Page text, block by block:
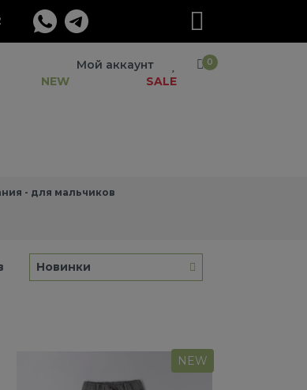
Мой аккаунт 0
NEW SALE
- для мальчиков
Новинки
NEW